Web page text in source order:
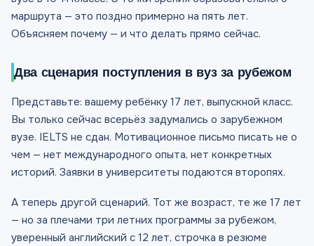
маршрута — это поздно примерно на пять лет.
Объясняем почему — и что делать прямо сейчас.
Два сценария поступления в вуз за рубежом
Представьте: вашему ребёнку 17 лет, выпускной класс.
Вы только сейчас всерьёз задумались о зарубежном
вузе. IELTS не сдан. Мотивационное письмо писать не о
чем — нет международного опыта, нет конкретных
историй. Заявки в университеты подаются второпях.
А теперь другой сценарий. Тот же возраст, те же 17 лет
— но за плечами три летних программы за рубежом,
уверенный английский с 12 лет, строчка в резюме